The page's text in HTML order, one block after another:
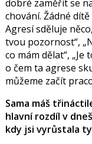
dobré zaměřit se
chování. Žádné
Agresí sděluje
tvou pozornost“,
co mám dělat“, „Je
o čem ta agrese
můžeme začít
Sama máš
hlavní rozdíl v
kdy jsi vyrůstala